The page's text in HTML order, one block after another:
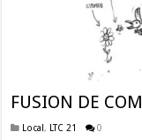
FUSION DE
Local, LTC 21 0